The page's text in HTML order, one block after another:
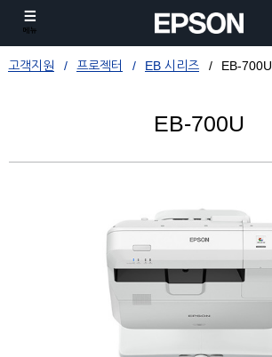
메뉴
고객지원 프로젝터 EB 시리즈 EB-700U
EB-700U